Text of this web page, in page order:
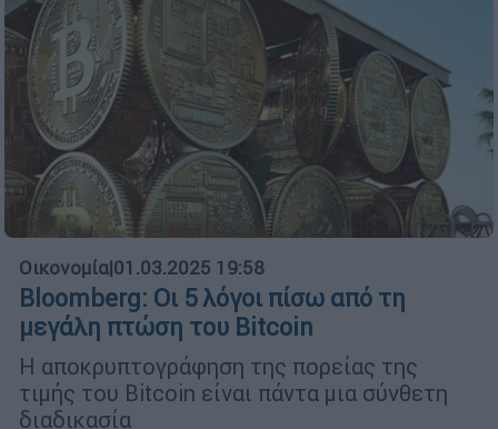
Οικονομία|01.03.2025 19:58
Bloomberg: Οι 5 λόγοι πίσω από τη
μεγάλη πτώση του Bitcoin
Η αποκρυπτογράφηση της πορείας της
τιμής του Bitcoin είναι πάντα μια σύνθετη
διαδικασία